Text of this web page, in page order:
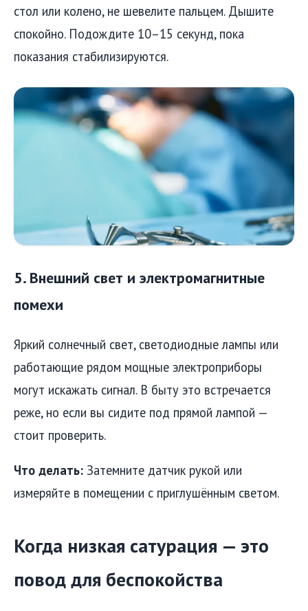
стол или колено, не шевелите пальцем. Дышите
спокойно. Подождите 10–15 секунд, пока
показания стабилизируются.
5. Внешний свет и электромагнитные
помехи
Яркий солнечный свет, светодиодные лампы или
работающие рядом мощные электроприборы
могут искажать сигнал. В быту это встречается
реже, но если вы сидите под прямой лампой —
стоит проверить.
Что делать: Затемните датчик рукой или
измеряйте в помещении с приглушённым светом.
Когда низкая сатурация — это
повод для беспокойства